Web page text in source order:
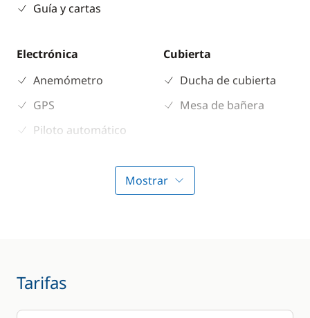
Guía y cartas
Electrónica
Anemómetro
GPS
Piloto automático
Cubierta
Ducha de cubierta
Mesa de bañera
Comodidad
Mostrar
Tarifas